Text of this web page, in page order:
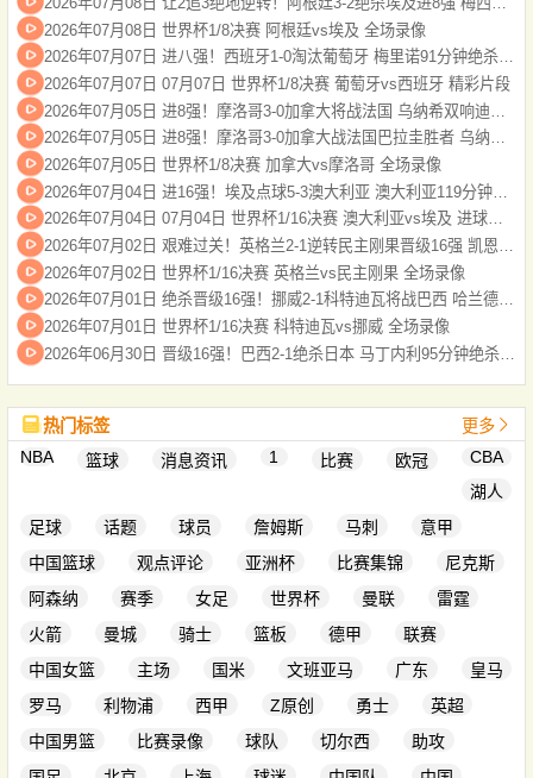
2026年07月08日 世界杯1/8决赛 阿根廷vs埃及 全场录像
2026年07月07日 进八强！西班牙1-0淘汰葡萄牙 梅里诺91分钟绝杀41岁C罗最后一舞
2026年07月07日 07月07日 世界杯1/8决赛 葡萄牙vs西班牙 精彩片段
2026年07月05日 进8强！摩洛哥3-0加拿大战法国巴拉圭胜者 乌纳希双响迪亚斯两助
2026年07月05日 世界杯1/8决赛 加拿大vs摩洛哥 全场录像
2026年07月04日 07月04日 世界杯1/16决赛 澳大利亚vs埃及 进球视频
2026年07月02日 艰难过关！英格兰2-1逆转民主刚果晋级16强 凯恩双响+绝杀
2026年07月02日 世界杯1/16决赛 英格兰vs民主刚果 全场录像
2026年07月01日 绝杀晋级16强！挪威2-1科特迪瓦将战巴西 哈兰德绝杀努萨世界波
2026年07月01日 世界杯1/16决赛 科特迪瓦vs挪威 全场录像
热门标签
更多
NBA
篮球 消息资讯 1 比赛 欧冠
CBA
湖人
足球
话题 球员 詹姆斯 马刺
意甲
中国篮球
观点评论 亚洲杯 比赛集锦
尼克斯
阿森纳
赛季 女足 世界杯 曼联
雷霆
火箭
曼城 骑士 篮板 德甲
联赛
中国女篮
主场 国米 文班亚马 广东
皇马
罗马
利物浦 西甲 Z原创 勇士
英超
中国男篮
比赛录像 球队 切尔西
助攻